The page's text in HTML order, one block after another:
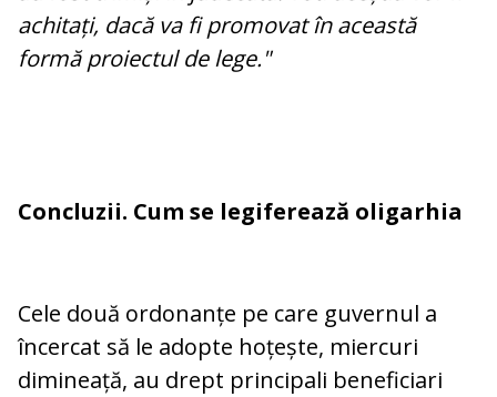
achitați, dacă va fi promovat în această
formă proiectul de lege."
Concluzii. Cum se legiferează oligarhia
Cele două ordonanțe pe care guvernul a
încercat să le adopte hoțește, miercuri
dimineață, au drept principali beneficiari